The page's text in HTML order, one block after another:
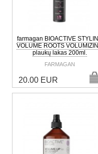
farmagan BIOACTIVE
VOLUME ROOTS
plaukų lakas 200ml.
FARMAGAN
20.00 EUR